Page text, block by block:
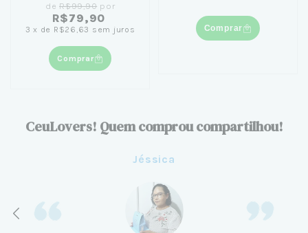
de R$99,90 por
R$79,90
3 x de R$26,63 sem juros
Comprar
Comprar
CeuLovers! Quem comprou compartilhou!
Aline